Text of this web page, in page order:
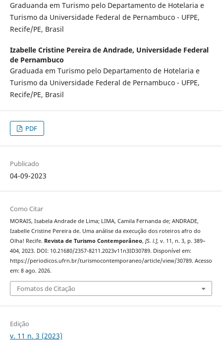
Graduanda em Turismo pelo Departamento de Hotelaria e
Turismo da Universidade Federal de Pernambuco - UFPE,
Recife/PE, Brasil
Izabelle Cristine Pereira de Andrade, Universidade Federal
de Pernambuco
Graduada em Turismo pelo Departamento de Hotelaria e
Turismo da Universidade Federal de Pernambuco - UFPE,
Recife/PE, Brasil
PDF
Publicado
04-09-2023
Como Citar
MORAIS, Isabela Andrade de Lima; LIMA, Camila Fernanda de; ANDRADE,
Izabelle Cristine Pereira de. Uma análise da execução dos roteiros afro do
Olha! Recife. Revista de Turismo Contemporâneo, [S. l.], v. 11, n. 3, p. 389–
404, 2023. DOI: 10.21680/2357-8211.2023v11n3ID30789. Disponível em:
https://periodicos.ufrn.br/turismocontemporaneo/article/view/30789. Acesso
em: 8 ago. 2026.
Fomatos de Citação
Edição
v. 11 n. 3 (2023)